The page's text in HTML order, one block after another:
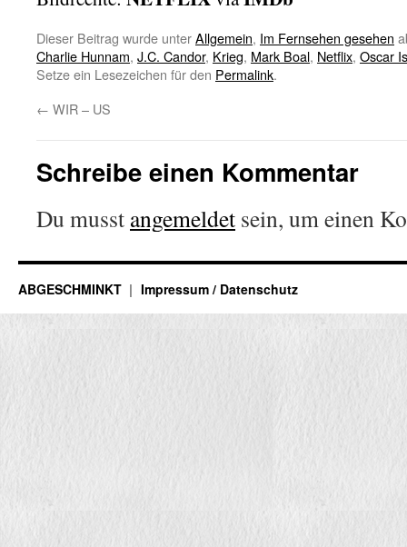
Dieser Beitrag wurde unterAllgemein, Im Fernsehen gesehen
Charlie Hunnam, J.C. Candor, Krieg, Mark Boal, Netflix, Oscar
Setze ein Lesezeichen für den Permalink.
← WIR – US
Schreibe einen Kommentar
Du musst angemeldet sein, um einen
ABGESCHMINKT Impressum / Datenschutz